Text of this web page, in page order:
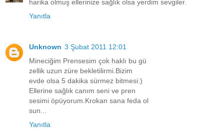
harika olmuş ellerinize sağlık olsa yerdim sevgiler.
Yanıtla
Unknown 3 Şubat 2011 12:01
Mineciğim Prensesim çok haklı bu gü
zellik uzun züre bekletilirmi.Bizim
evde olsa 5 dakika sürmez bitmesi:)
Ellerine sağlık canım seni ve pren
sesimi öpüyorum.Krokan sana feda ol
sun...
Yanıtla